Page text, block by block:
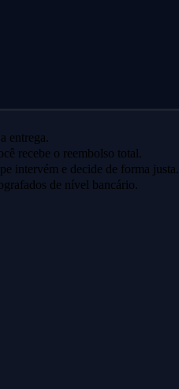
entrega.
recebe o reembolso total.
intervém e decide de forma justa.
de nível bancário.